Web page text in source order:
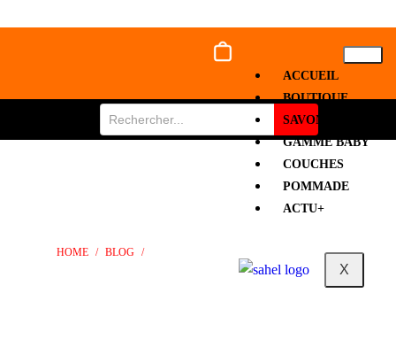
ACCUEIL
BOUTIQUE
SAVON
GAMME BABY
COUCHES
POMMADE
ACTU+
X
UNICOS-TOGO OUTILLE SON PERSONNEL
HOME / BLOG /
DÉVELOPPEMENT DES COMPÉTENCES
PROFESSIONNELLES: UNICOS-TOGO OUTILLE SON PERSONNEL